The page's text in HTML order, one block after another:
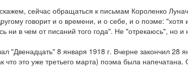
сейчас обращаться к письмам Короленко
говорит и о времени, и о себе, и о поэме: "хотя
ни в чем от писаний того года". Не "отрекаюсь", но и
"Двенадцать" 8 января 1918 г. Вчерне закончил
что это уже третьего марта) поэма была